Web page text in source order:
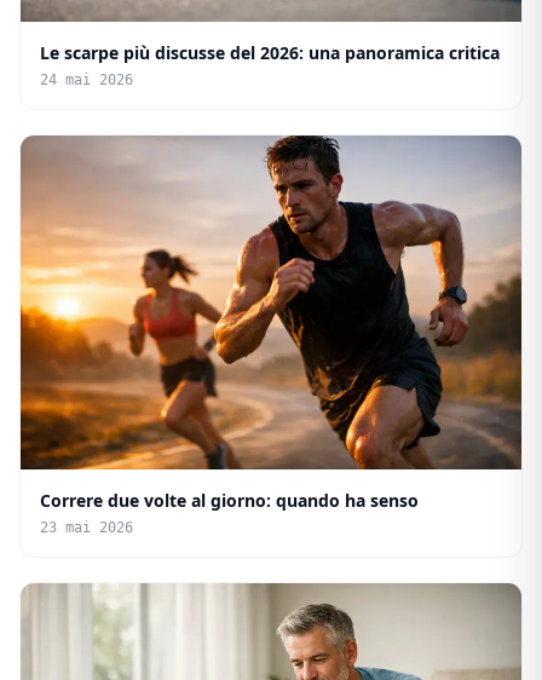
Le scarpe più discusse del 2026: una panoramica critica
24 mai 2026
Correre due volte al giorno: quando ha senso
23 mai 2026